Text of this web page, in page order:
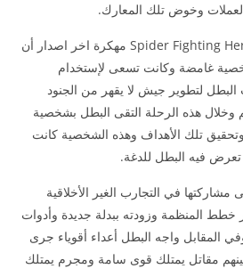
وخوض تلك المعارك.
سوف يكتشف بطل لعبة Spider Fighting Hero 2 مهكرة اخر اصدار أن
غامضة وكانت تسعى لإستخدام
البطل لتطوير جيش لا يقهر من الجنود
وخلال هذه الرحلة التقى البطل بشخصية
وتحقيق تلك الأهداف وهذه الشخصية كانت
فيه البطل للدغة.
في التجارب الغير الأخلاقية
المنظمة وزودته ببدلة جديدة وأدوات
المقابل واجه البطل أعداء أقوياء جرى
مقاتل يمتلك قوى سامة ومجرم يمتلك